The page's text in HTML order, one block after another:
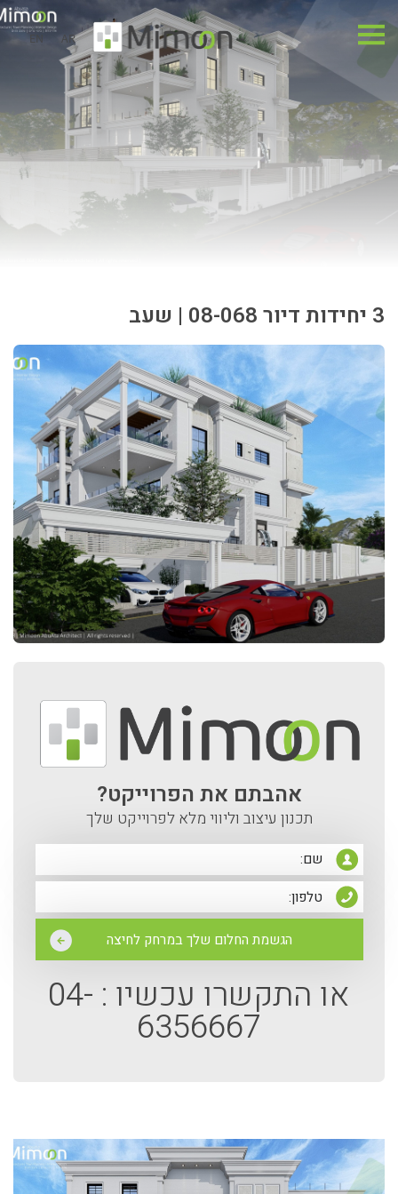
AR
EN
3 יחידות דיור 08-068 | שעב
אהבתם את הפרוייקט?
תכנון עיצוב וליווי מלא לפרוייקט שלך
או התקשרו עכשיו : 04-
6356667